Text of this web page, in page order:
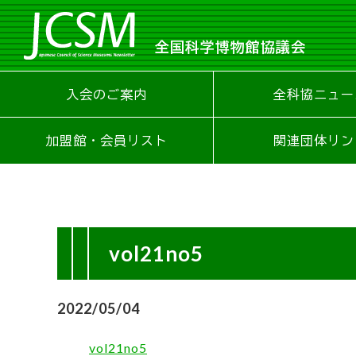
全国科学博物館協議会
入会のご案内 全科協ニュ
加盟館・会員リスト 関連団体リ
vol21no5
2022/05/04
vol21no5